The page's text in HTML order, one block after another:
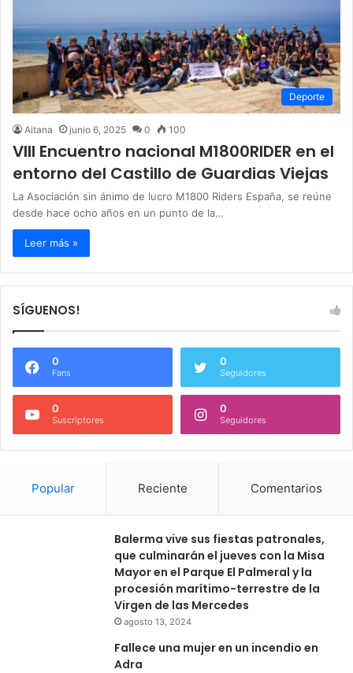
Deporte
Aitana junio 6, 2025 0 100
VIII Encuentro nacional M1800RIDER en el
entorno del Castillo de Guardias Viejas
La Asociación sin ánimo de lucro M1800 Riders España, se reúne
desde hace ocho años en un punto de la…
Leer más »
SÍGUENOS!
0
Fans
0
Seguidores
0
Suscriptores
0
Seguidores
Popular Reciente Comentarios
Balerma vive sus fiestas patronales,
que culminarán el jueves con la Misa
Mayor en el Parque El Palmeral y la
procesión marítimo-terrestre de la
Virgen de las Mercedes
agosto 13, 2024
Fallece una mujer en un incendio en
Adra